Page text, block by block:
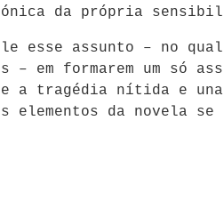
da própria
esse assunto – no
em formarem um só
a tragédia nítida e una
elementos da novela se